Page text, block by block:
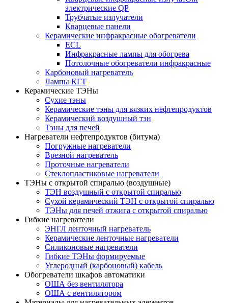
электрические QP
Трубчатые излучатели
Кварцевые панели
Керамические инфракрасные обогреватели
ECL
Инфракрасные лампы для обогрева
Потолочные обогреватели инфракрасные
Карбоновый нагреватель
Лампы КГТ
Керамические ТЭНы
Сухие тэны
Керамические тэны для вязких нефтепродуктов
Керамический воздушный тэн
Тэны для печей
Нагреватели нефтепродуктов (битума)
Погружные нагреватели
Врезной нагреватель
Проточные нагреватели
Стеклопластиковые нагреватели
ТЭНы с открытой спиралью (воздушные)
ТЭН воздушный с открытой спиралью
Сухой керамический ТЭН с открытой спиралью
ТЭНы для печей отжига с открытой спиралью
Гибкие нагреватели
ЭНГЛ ленточный нагреватель
Керамические ленточные нагреватели
Силиконовые нагреватели
Гибкие ТЭНы формируемые
Углеродный (карбоновый) кабель
Обогреватели шкафов автоматики
ОША без вентилятора
ОША с вентилятором